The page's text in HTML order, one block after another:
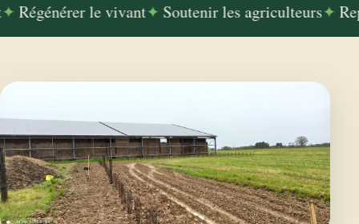
le vivant✦Soutenir les agriculteurs✦